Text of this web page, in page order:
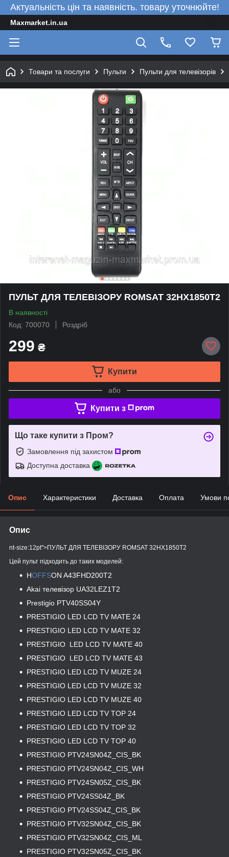
Актуальність цін та наявність. товару уточнюйте!
Maxmarket.in.ua
Товари та послуги Пульти Пульти для телевізорів
ПУЛЬТ ДЛЯ ТЕЛЕВІЗОРУ ROMSAT 32HX1850T2
В наявності
Код: 700070
Роздріб
299 ₴
Купити
або
Купити з
Що таке купити з Пром?
Замовлення під захистом
Доступна доставка
Опис Характеристики Доставка Оплата Умови
Опис
nt-size:12pt">ПУЛЬТ ДЛЯ ТЕЛЕВІЗОРУ ROMSAT 32HX1850T2
Цей пульт підходить до таких моделей:
HOFFSON A43FHD200T2
Akai телевізор UA32LEZ1T2
Prestigio PTV40SS04Y
PRESTIGIO LED LCD TV MATE 24
PRESTIGIO LED LCD TV MATE 32
PRESTIGIO LED LCD TV MATE 40
PRESTIGIO ​​​​​​​ LED LCD TV MATE 43
PRESTIGIO ​​​​​​​ LED LCD TV MUZE 24
PRESTIGIO LED LCD TV MUZE 32
PRESTIGIO LED LCD TV MUZE 40
PRESTIGIO LED LCD TV TOP 24
PRESTIGIO LED LCD TV TOP 32
PRESTIGIO ​​​​​​​ LED LCD TV TOP 40
PRESTIGIO PTV24SN04Z_CIS_BK
PRESTIGIO PTV24SN04Z_CIS_WH
PRESTIGIO PTV24SN05Z_CIS_BK
PRESTIGIO PTV24SS04Z_BK
PRESTIGIO PTV24SS04Z_CIS_BK
PRESTIGIO PTV32SN04Z_CIS_BK
PRESTIGIO ​​​​​​​ PTV32SN04Z_CIS_ML
PRESTIGIO ​​​​​​​ PTV32SN05Z_CIS_BK